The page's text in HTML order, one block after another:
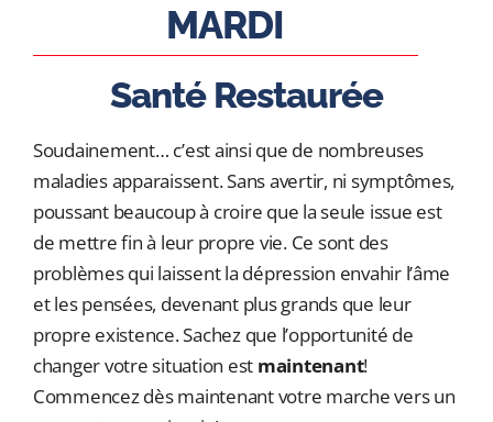
INSTITUTION
UNIVERSEL+
ADRESSES
DONS
Rechercher:
MARDI
Santé Restaurée
Soudainement… c’est ainsi que de nombreuses
maladies apparaissent. Sans avertir, ni symptômes,
poussant beaucoup à croire que la seule issue est
de mettre fin à leur propre vie. Ce sont des
problèmes qui laissent la dépression envahir l’âme
et les pensées, devenant plus grands que leur
propre existence. Sachez que l’opportunité de
changer votre situation est maintenant!
Commencez dès maintenant votre marche vers un